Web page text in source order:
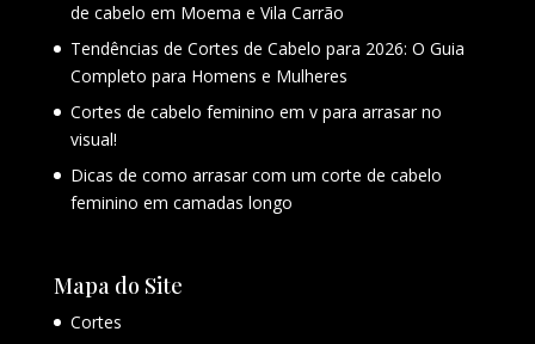
de cabelo em Moema e Vila Carrão
Tendências de Cortes de Cabelo para 2026: O Guia
Completo para Homens e Mulheres
Cortes de cabelo feminino em v para arrasar no
visual!
Dicas de como arrasar com um corte de cabelo
feminino em camadas longo
Mapa do Site
Cortes